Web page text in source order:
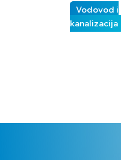
Vodovod i
kanalizacija